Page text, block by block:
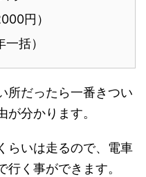
円）
括）
所だったら一番きつい
分かります。
らいは走るので、電車
く事ができます。